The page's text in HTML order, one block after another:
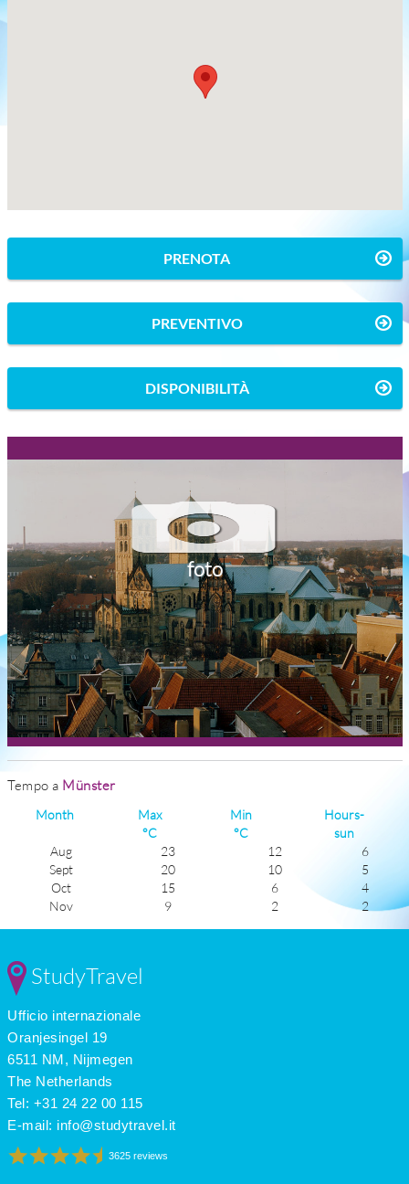
PRENOTA
PREVENTIVO
DISPONIBILITÀ
foto
Tempo a Münster
Month
Max
°C
Min
°C
Hours-
sun
Aug
23 12
6
Sept
20 10
5
Oct
15 6
4
Nov
9 2
2
Mar
May
June
July
StudyTravel
Ufficio internazionale
Oranjesingel 19
6511 NM, Nijmegen
The Netherlands
Tel: +31 24 22 00 115
E-mail: info@studytravel.it
3625 reviews